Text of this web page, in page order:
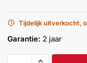
Help &
service
Tijdelijk uitverkocht,
Garantie: 2 jaar